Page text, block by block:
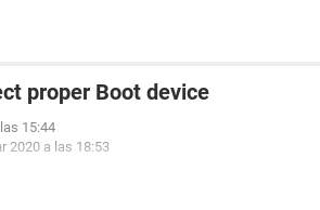
proper Boot device
15:44
2020 a las 18:53